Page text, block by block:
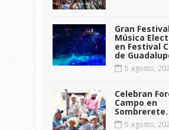
Gran
Música
en Festival
de
5 agosto,
Celebran
Campo en
Sombrerete.
5 agosto,